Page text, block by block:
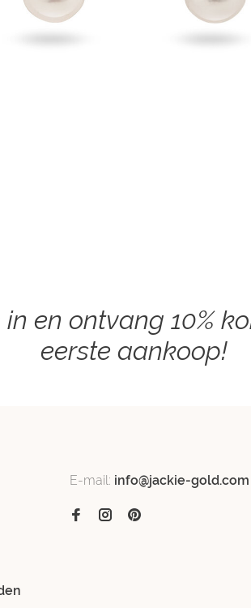
in en ontvang 10%
eerste aankoop!
E-mail: info@jackie-gold.com